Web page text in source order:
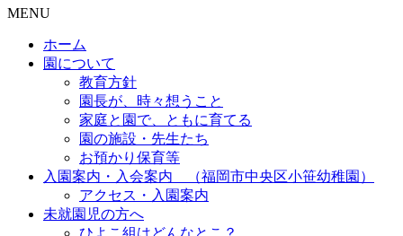
MENU
ホーム
園について
教育方針
園長が、時々想うこと
家庭と園で、ともに育てる
園の施設・先生たち
お預かり保育等
入園案内・入会案内 （福岡市中央区小笹幼稚園）
アクセス・入園案内
未就園児の方へ